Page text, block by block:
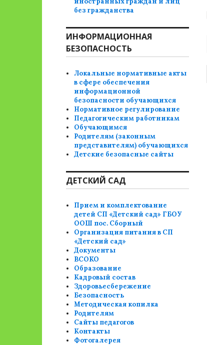
без гражданства
ИНФОРМАЦИОННАЯ
БЕЗОПАСНОСТЬ
Локальные нормативные акты
в сфере обеспечения
информационной
безопасности обучающихся
Нормативное регулирование
Педагогическим работникам
Обучающимся
Родителям (законным
представителям) обучающихся
Детские безопасные сайты
ДЕТСКИЙ САД
Прием и комплектование
детей СП «Детский сад» ГБОУ
ООШ пос. Сборный
Организация питания в СП
«Детский сад»
Документы
ВСОКО
Образование
Кадровый состав
Здоровьесбережение
Безопасность
Методическая копилка
Родителям
Сайты педагогов
Контакты
Фотогалерея